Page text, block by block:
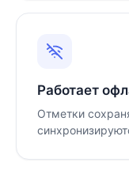
Работает
Отметки